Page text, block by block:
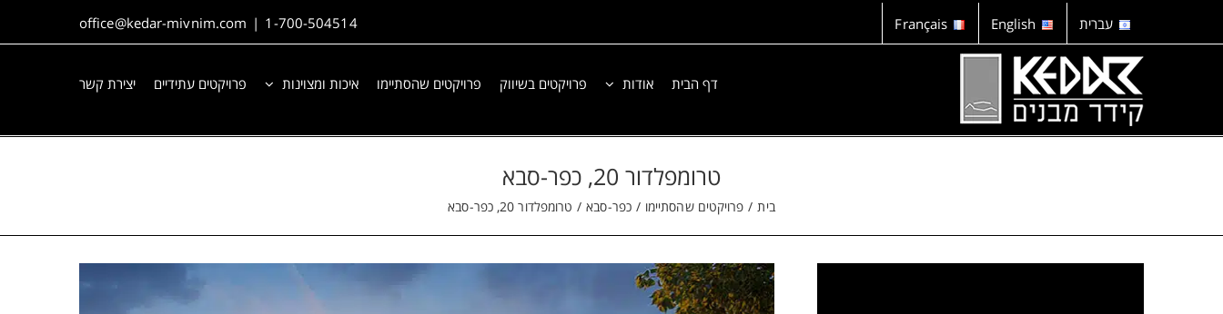
עברית English
Français
1-700-504514
|
office@kedar-mivnim.com
דף הבית אודות פרויקטים בשיווק פרויקטים שהסתיימו איכות ומצוינות פרויקטים עתידיים יצירת קשר
טרומפלדור 20, כפר-סבא
בית פרויקטים שהסתיימו כפר-סבא טרומפלדור 20, כפר-סבא